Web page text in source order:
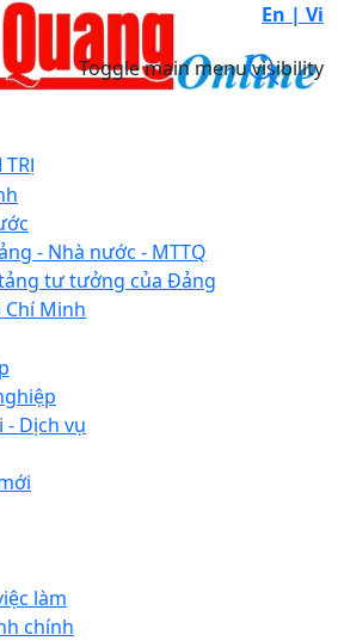
En | Vi
Toggle main menu visibility
TRỊ
- Nhà nước - MTTQ
tư tưởng của Đảng
Minh
Dịch vụ
làm
chính